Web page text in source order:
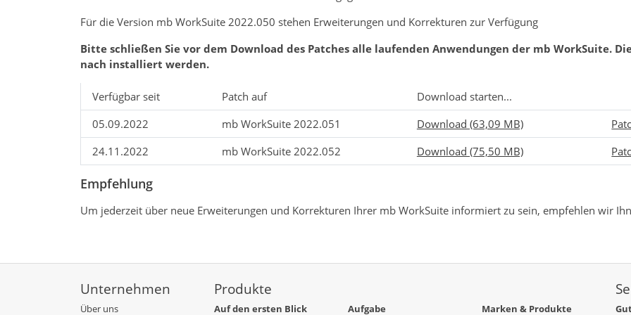
Für die Version mb WorkSuite 2022.050 stehen Erweiterungen und Korrekturen zur Verfügung
Bitte schließen Sie vor dem Download des Patches alle laufenden Anwendungen der mb WorkSuite.
nach installiert werden.
Verfügbar seit Patch auf
Download starten...
05.09.2022
mb WorkSuite 2022.051 Download (63,09 MB)
24.11.2022
mb WorkSuite 2022.052 Download (75,50 MB)
Empfehlung
Um jederzeit über neue Erweiterungen und Korrekturen Ihrer mb WorkSuite informiert zu sein, empfehlen wir
Unternehmen
Über uns
Produkte
Auf den ersten Blick Aufgabe Marken & Produkte